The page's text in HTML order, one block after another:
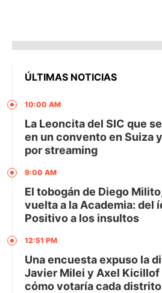
ÚLTIMAS NOTICIAS
10:00 AM
La Leoncita del SIC que
en un convento en Suiza
por streaming
9:00 AM
El tobogán de Diego
vuelta a la Academia: del
Positivo a los insultos
12:51 PM
Una encuesta expuso la
Javier Milei y Axel Kicillof
cómo votaría cada distrito